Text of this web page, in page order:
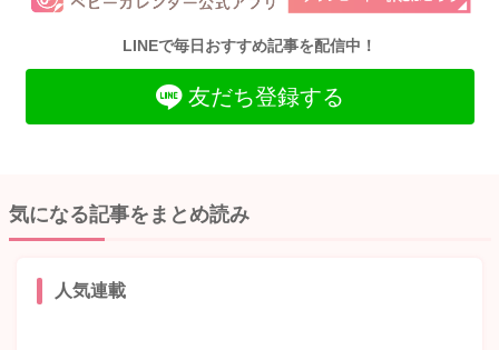
LINEで毎日おすすめ記事を配信中！
友だち登録する
気になる記事をまとめ読み
人気連載